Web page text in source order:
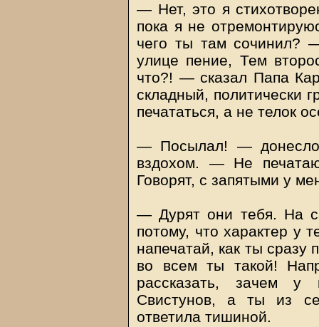
— Нет, это я
пока я не
чего ты там сочинил?
улице пение, Тем
что?! — сказал Папа
складный, политически
печататься, а не телок
— Посылал! —
вздохом. — Не
Говорят, с запятыми у
— Дурят они тебя. На
потому, что характер у
напечатай, как ты
во всем ты такой!
рассказать, зачем у
Свистунов, а ты из
ответила тишиной.